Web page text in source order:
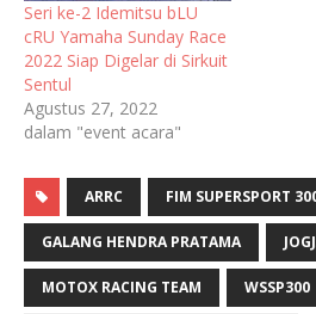
Seri ke-2 Idemitsu bLU
cRU Yamaha Sunday Race
2022 Siap Digelar di Sirkuit
Sentul
Agustus 27, 2022
dalam "event acara"
ARRC FIM SUPERSPORT
GALANG HENDRA PRATAMA
MOTOX RACING TEAM WSSP300